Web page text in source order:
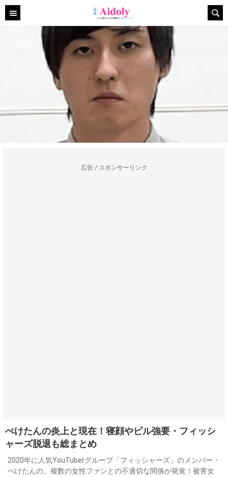
広告 / スポンサーリンク
ぺけたんの炎上と現在！寝顔やピル強要・フィッシ
ャーズ脱退も総まとめ
2020年に人気YouTuberグループ「フィッシャーズ」のメンバー・
ぺけたんの、複数の女性ファンとの不適切な関係が発覚！被害女